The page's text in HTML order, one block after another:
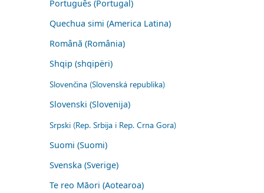
Português (Portugal)
Quechua simi (America Latina)
Română (România)
Shqip (shqipëri)
Slovenčina (Slovenská republika)
Slovenski (Slovenija)
Srpski (Rep. Srbija i Rep. Crna Gora)
Suomi (Suomi)
Svenska (Sverige)
Te reo Māori (Aotearoa)